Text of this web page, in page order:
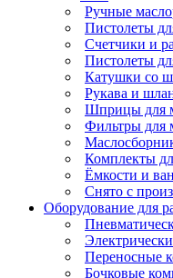
Ручные
Пистолеты
Счетчики и
Пистолеты
Катушки со
Рукава и
Шприцы для
Фильтры для
Комплекты
Ёмкости и
Снято с
Оборудование для
Переносные
Бочковые